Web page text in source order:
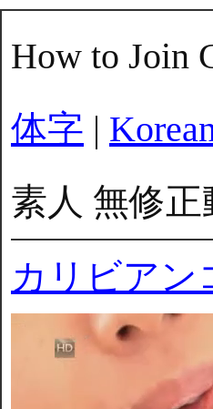
How to Join
体字 |
素人 無修正
カリビアン